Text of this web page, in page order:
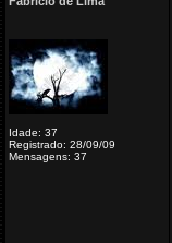
Idade: 37
Registrado: 28/09/09
Mensagens: 37